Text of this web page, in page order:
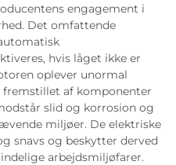
engagement i
Det omfattende
hvis låget ikke er
oplever unormal
af komponenter
slid og korrosion og
miljøer. De elektriske
snavs og beskytter derved
arbejdsmiljøfarer.